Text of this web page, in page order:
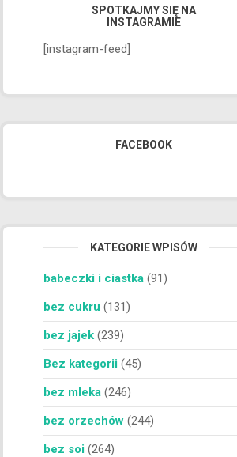
SPOTKAJMY SIĘ NA
INSTAGRAMIE
[instagram-feed]
FACEBOOK
KATEGORIE WPISÓW
babeczki i ciastka (91)
bez cukru (131)
bez jajek (239)
Bez kategorii (45)
bez mleka (246)
bez orzechów (244)
bez soi (264)